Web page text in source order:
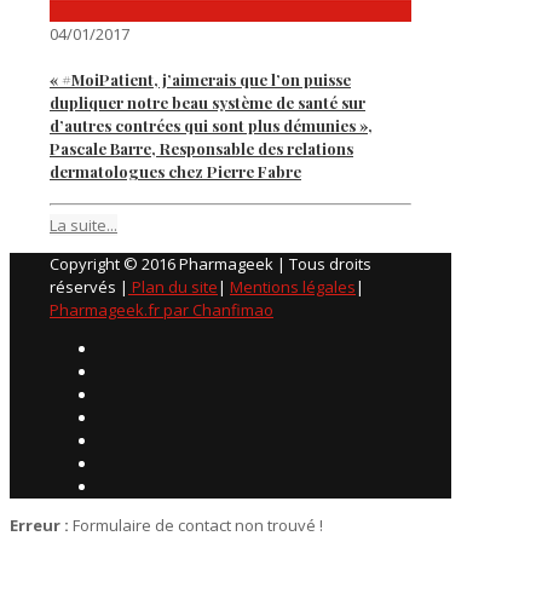
04/01/2017
« #MoiPatient, j’aimerais que l’on puisse
dupliquer notre beau système de santé sur
d’autres contrées qui sont plus démunies »,
Pascale Barre, Responsable des relations
dermatologues chez Pierre Fabre
La suite...
Copyright © 2016 Pharmageek | Tous droits
réservés | Plan du site| Mentions légales|
Pharmageek.fr par Chanfimao
Erreur : Formulaire de contact non trouvé !